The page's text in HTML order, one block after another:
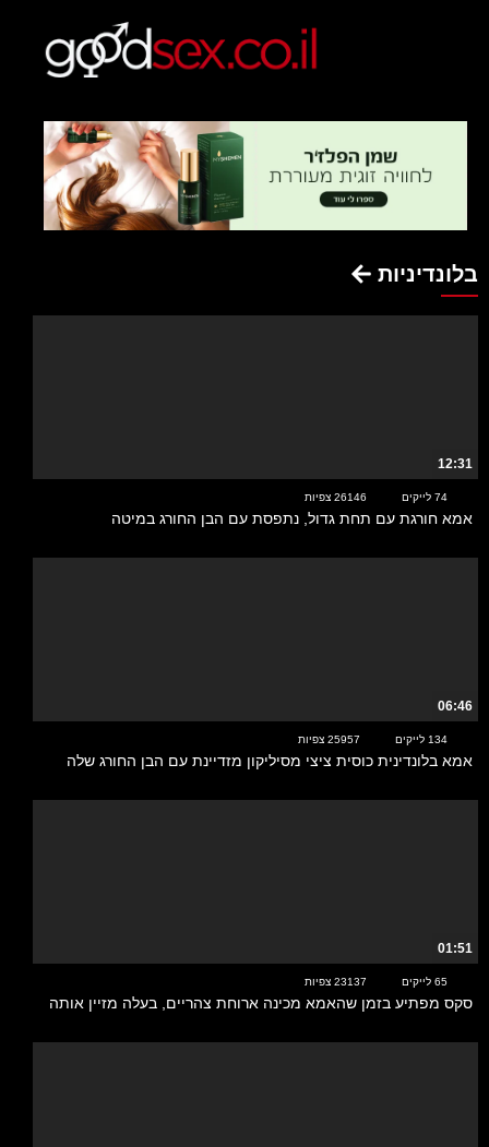
בלונדיניות
12:31
74 לייקים 26146 צפיות
אמא חורגת עם תחת גדול, נתפסת עם הבן החורג במיטה
06:46
134 לייקים 25957 צפיות
אמא בלונדינית כוסית ציצי מסיליקון מזדיינת עם הבן החורג שלה
01:51
65 לייקים 23137 צפיות
סקס מפתיע בזמן שהאמא מכינה ארוחת צהריים, בעלה מזיין אותה